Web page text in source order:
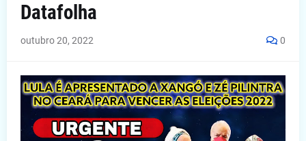
Datafolha
outubro 20, 2022 0